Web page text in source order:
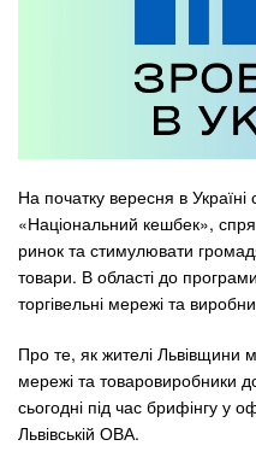
На початку вересня в
«Національний кешбек»,
ринок та стимулювати
товари. В області до
торгівельні мережі та
Про те, як жителі Львівщини
мережі та товаровиробники
сьогодні під час брифінгу у
Львівській ОВА.